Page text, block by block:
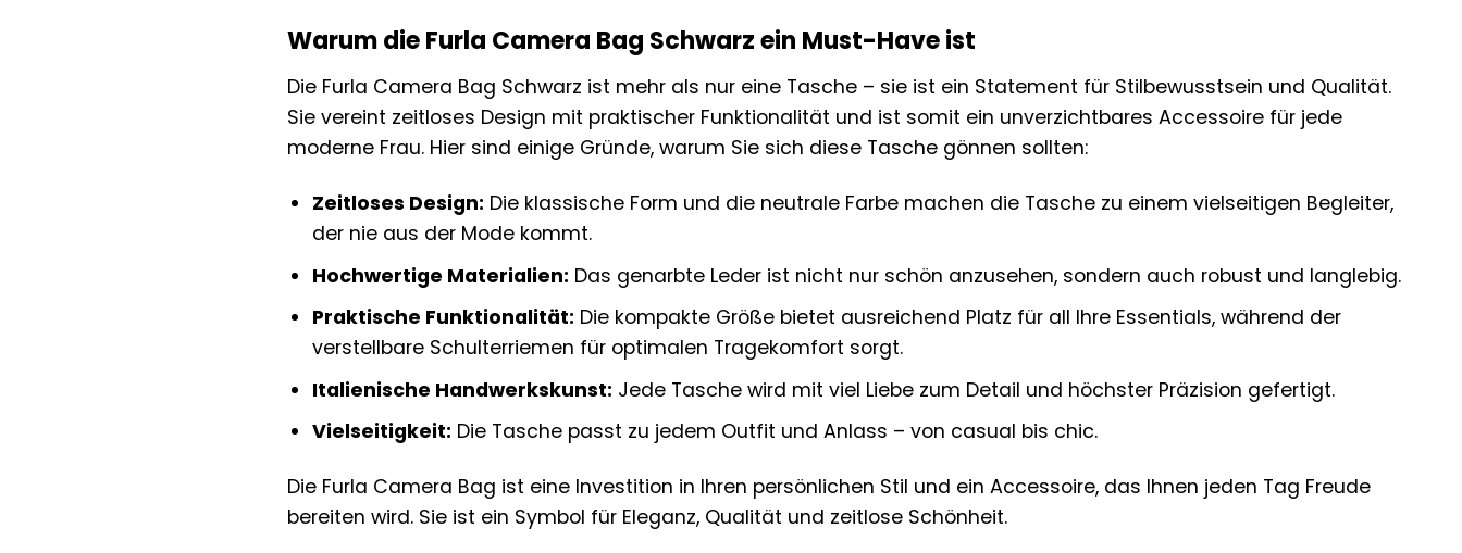
Warum die Furla Camera Bag Schwarz ein Must-Have ist
Die Furla Camera Bag Schwarz ist mehr als nur eine Tasche – sie ist ein Statement für Stilbewusstsein und Qualität.
Sie vereint zeitloses Design mit praktischer Funktionalität und ist somit ein unverzichtbares Accessoire für jede
moderne Frau. Hier sind einige Gründe, warum Sie sich diese Tasche gönnen sollten:
Zeitloses Design: Die klassische Form und die neutrale Farbe machen die Tasche zu einem vielseitigen Begleiter,
der nie aus der Mode kommt.
Hochwertige Materialien: Das genarbte Leder ist nicht nur schön anzusehen, sondern auch robust und langlebig.
Praktische Funktionalität: Die kompakte Größe bietet ausreichend Platz für all Ihre Essentials, während der
verstellbare Schulterriemen für optimalen Tragekomfort sorgt.
Italienische Handwerkskunst: Jede Tasche wird mit viel Liebe zum Detail und höchster Präzision gefertigt.
Vielseitigkeit: Die Tasche passt zu jedem Outfit und Anlass – von casual bis chic.
Die Furla Camera Bag ist eine Investition in Ihren persönlichen Stil und ein Accessoire, das Ihnen jeden Tag Freude
bereiten wird. Sie ist ein Symbol für Eleganz, Qualität und zeitlose Schönheit.